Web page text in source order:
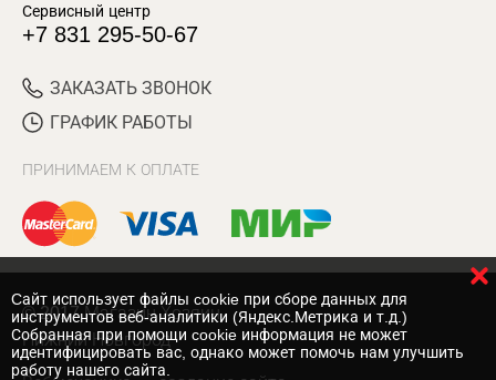
Сервисный центр
+7 831 295-50-67
ЗАКАЗАТЬ ЗВОНОК
ГРАФИК РАБОТЫ
ПРИНИМАЕМ К ОПЛАТЕ
© 2017 Магазин Хозяин
Нижний Новгород
Cайт использует файлы cookie при сборе данных для
инструментов веб-аналитики (Яндекс.Метрика и т.д.)
Собранная при помощи cookie информация не может
идентифицировать вас, однако может помочь нам улучшить
работу нашего сайта.